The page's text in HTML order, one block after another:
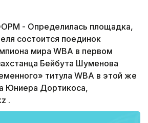
- Определилась площадка,
состоится поединок
мира WBA в первом
Бейбута Шуменова
титула WBA в этой же
Юниера Дортикоса,
.